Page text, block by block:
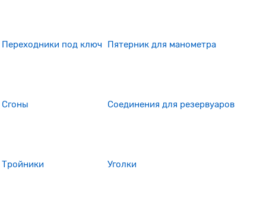
Переходники под ключ Пятерник для манометра
Сгоны Соединения для резервуаров
Тройники Уголки